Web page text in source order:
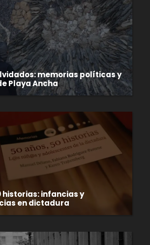
memorias políticas y
Playa Ancha
historias: infancias y
en dictadura